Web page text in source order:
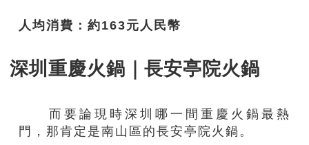
人均消費：約163元人民幣
深圳重慶火鍋｜長安亭院火鍋
而要論現時深圳哪一間重慶火鍋最熱
門，那肯定是南山區的長安亭院火鍋。